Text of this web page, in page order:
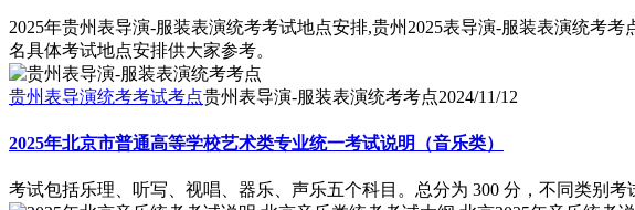
2025年贵州表导演-服装表演统考考试地点安排,贵州2025表导演-服装表演统考
名具体考试地点安排供大家参考。
贵州表导演统考考试考点贵州表导演-服装表演统考考点2024/11/12
2025年北京市普通高等学校艺术类专业统一考试说明（音乐类）
考试包括乐理、听写、视唱、器乐、声乐五个科目。总分为 300 分，不同类别考